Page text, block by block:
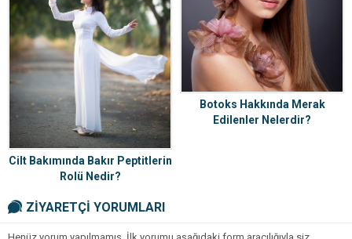
Cilt Bakımında Bakır Peptitlerin
Rolü Nedir?
Botoks Hakkında Merak
Edilenler Nelerdir?
ZİYARETÇİ YORUMLARI